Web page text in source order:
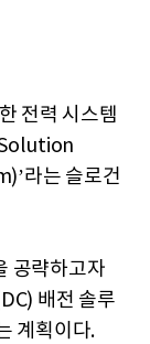
전력 시스템
라는 슬로건
공략하고자
배전 솔루
계획이다.